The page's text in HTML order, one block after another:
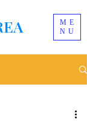
ME
NU